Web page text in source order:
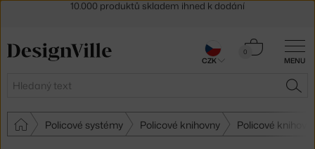
MENU
Hledat
0
Košík
Policové systémy Policové knihovny Policové
30 dní na vrácení zboží
CZK